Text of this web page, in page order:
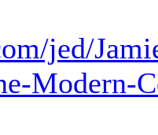
jed/
Modern-